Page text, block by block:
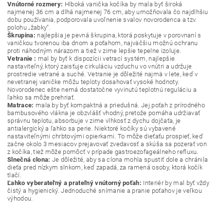
Vnútorné rozmery: Hlboká vanička kočíka by mala byť široká
najmenej 36 cm a dlhá najmenej 76 cm, aby umožňovala čo najdlhšiu
dobu používania, podporovala uvoľnenie svalov novorodenca a tzv.
polohu „žabky“.
Škrupina: najlepšia je pevná škrupina, ktorá poskytuje v porovnaní s
vaničkou tvorenou iba dnom a poťahom, najväčšiu možnú ochranu
proti náhodným nárazom a tiež v zime lepšie tepelne izoluje.
Vetranie : mal by byť k dispozícii vetrací systém, najlepšie
nastaviteľný, ktorý zaisťuje cirkuláciu vzduchu vo vnútri a udržuje
prostredie vetrané a suché. Vetranie je dôležité najmä v lete, keď v
nevetranej vaničke môžu teploty dosahovať vysoké hodnoty.
Novorodenec ešte nemá dostatočne vyvinutú teplotnú reguláciu a
ľahko sa môže prehriať.
Matrace: mala by byť kompaktná a priedušná. Jej poťah z prírodného
bambusového vlákna je obzvlášť vhodný, pretože pomáha udržiavať
správnu teplotu, absorbuje v zime vlhkosť z dychu dojčaťa, je
antialergický a ľahko sa perie. Niektoré kočíky sú vybavené
nastaviteľnými chrbtovými opierkami. To môže dieťaťu prospieť, keď
začne okolo 3 mesiacov prejavovať zvedavosť a skúša sa pozerať von
z kočíka, tiež môže pomôcť v prípade gastroezofageálneho refluxu.
Slnečná clona: Je dôležité, aby sa clona mohla spustiť dole a chránila
dieťa pred nízkym slnkom, keď zapadá, za ramená osoby, ktorá kočík
tlačí.
Ľahko vyberateľný a prateľný vnútorný poťah: Interiér by mal byť vždy
čistý a hygienický. Jednoduché snímanie a pranie poťahov je veľkou
výhodou.